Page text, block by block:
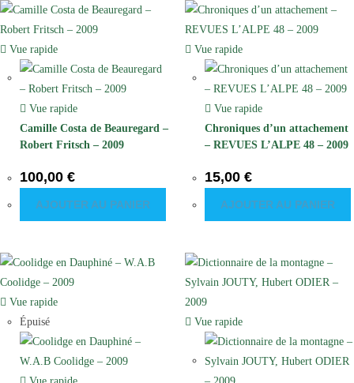
Vue rapide
Vue rapide
Camille Costa de Beauregard –
Robert Fritsch – 2009
100,00 €
AJOUTER AU PANIER
Vue rapide
Vue rapide
Chroniques d’un attachement
– REVUES L’ALPE 48 – 2009
15,00 €
AJOUTER AU PANIER
Vue rapide
Épuisé
Vue rapide